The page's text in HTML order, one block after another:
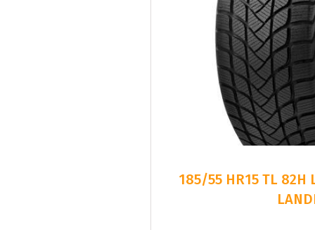
185/55 HR15 TL 82H